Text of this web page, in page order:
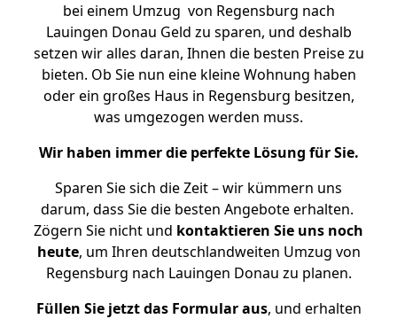
bei einem Umzug von Regensburg nach
Lauingen Donau Geld zu sparen, und deshalb
setzen wir alles daran, Ihnen die besten Preise zu
bieten. Ob Sie nun eine kleine Wohnung haben
oder ein großes Haus in Regensburg besitzen,
was umgezogen werden muss.
Wir haben immer die perfekte Lösung für Sie.
Sparen Sie sich die Zeit – wir kümmern uns
darum, dass Sie die besten Angebote erhalten.
Zögern Sie nicht und kontaktieren Sie uns noch
heute, um Ihren deutschlandweiten Umzug von
Regensburg nach Lauingen Donau zu planen.
Füllen Sie jetzt das Formular aus, und erhalten